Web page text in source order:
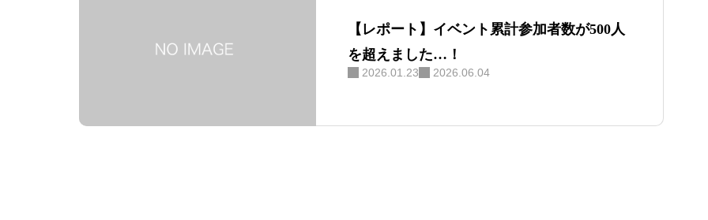
【レポート】イベント累計参加者数が500人
を超えました…！
2026.01.23 2026.06.04